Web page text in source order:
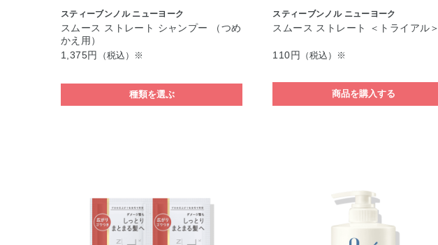
スティーブンノル ニューヨーク
スムース ストレート シャンプー （つめ
かえ用）
1,375円
（税込）※
種類を選ぶ
スティーブンノル ニューヨーク
スムース ストレート ＜トライアル＞
110円 （税込）※
商品を購入する